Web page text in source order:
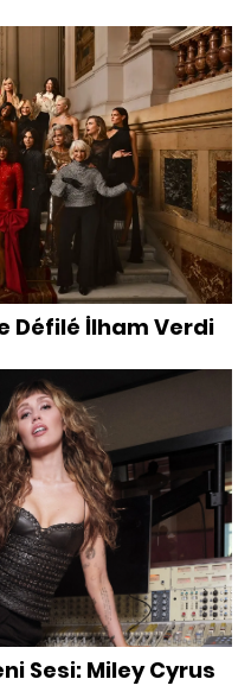
Défilé İlham Verdi
Sesi: Miley Cyrus